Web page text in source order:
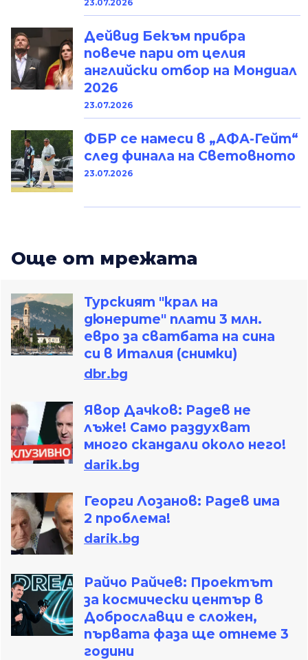
23.07.2026
Дейвид Бекъм прибра
повече пари от целия
английски отбор на Мондиал
2026
23.07.2026
ФБР се намеси в „АФА-Гейт“
след финала на Световното
23.07.2026
Oще от мрежата
Турският "крал на
дюнерите" плати 3 млн.
евро за сватбата на сина
си в Италия (снимки)
dbr.bg
Явор Дачков: Радев не
лъже! Само раздухват
много скандали около него!
darik.bg
Георги Лозанов: Радев има
2 проблема!
darik.bg
Райчо Райчев: Проектът
за космически център в
Доброславци е сложен,
първата фаза ще отнеме 3
години